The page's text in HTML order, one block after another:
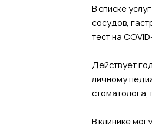
В списке
сосудов,
тест на
Действует
личному
стоматолога,
В клинике